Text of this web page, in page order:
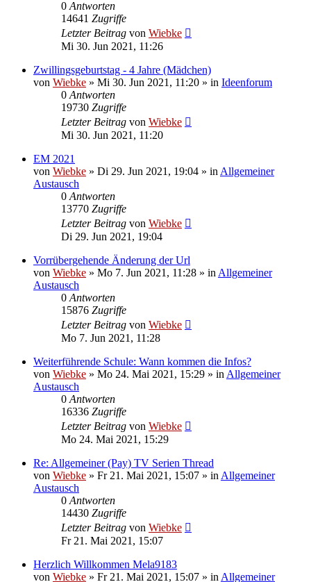
0Antworten
14641 Zugriffe
Letzter Beitrag von Wiebke
Mi 30. Jun 2021, 11:26
Zwillingsgeburtstag - 4 Jahre (Mädchen)
von Wiebke » Mi 30. Jun 2021, 11:20 » in Ideenforum
0Antworten
19730 Zugriffe
Letzter Beitrag von Wiebke
Mi 30. Jun 2021, 11:20
EM 2021
von Wiebke » Di 29. Jun 2021, 19:04 » inAllgemeiner
Austausch
0Antworten
13770 Zugriffe
Letzter Beitrag von Wiebke
Di 29. Jun 2021, 19:04
Vorrübergehende Änderung der Url
von Wiebke » Mo 7. Jun 2021, 11:28 » inAllgemeiner
Austausch
0Antworten
15876 Zugriffe
Letzter Beitrag von Wiebke
Mo 7. Jun 2021, 11:28
Weiterführende Schule: Wann kommen die Infos?
von Wiebke » Mo 24. Mai 2021, 15:29 » inAllgemeiner
Austausch
0Antworten
16336 Zugriffe
Letzter Beitrag von Wiebke
Mo 24. Mai 2021, 15:29
Re: Allgemeiner (Pay) TV Serien Thread
von Wiebke » Fr 21. Mai 2021, 15:07 » inAllgemeiner
Austausch
0Antworten
14430 Zugriffe
Letzter Beitrag von Wiebke
Fr 21. Mai 2021, 15:07
Herzlich Willkommen Mela9183
von Wiebke » Fr 21. Mai 2021, 15:07 » inAllgemeiner